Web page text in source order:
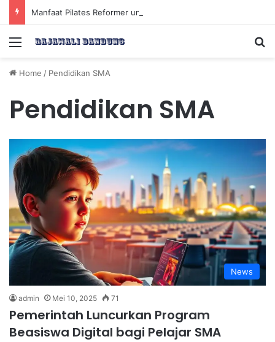
Menu
Home / Pendidikan SMA
Pendidikan SMA
News
admin Mei 10, 2025 71
Pemerintah Luncurkan Program
Beasiswa Digital bagi Pelajar SMA